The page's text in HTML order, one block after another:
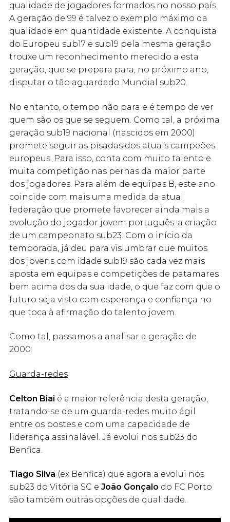
qualidade de jogadores formados no nosso país.
A geração de 99 é talvez o exemplo máximo da
qualidade em quantidade existente. A conquista
do Europeu sub17 e sub19 pela mesma geração
trouxe um reconhecimento merecido a esta
geração, que se prepara para, no próximo ano,
disputar o tão aguardado Mundial sub20.
No entanto, o tempo não para e é tempo de ver
quem são os que se seguem. Como tal, a próxima
geração sub19 nacional (nascidos em 2000)
promete seguir as pisadas dos atuais campeões
europeus. Para isso, conta com muito talento e
muita competição nas pernas da maior parte
dos jogadores. Para além de equipas B, este ano
coincide com mais uma medida da atual
federação que promete favorecer ainda mais a
evolução do jogador jovem português: a criação
de um campeonato sub23. Com o início da
temporada, já deu para vislumbrar que muitos
dos jovens com idade sub19 são cada vez mais
aposta em equipas e competições de patamares
bem acima dos da sua idade, o que faz com que o
futuro seja visto com esperança e confiança no
que toca à afirmação do talento jovem.
Como tal, passamos a analisar a geração de
2000:
Guarda-redes
Celton Biai é a maior referência desta geração,
tratando-se de um guarda-redes muito ágil
entre os postes e com uma capacidade de
liderança assinalável. Já evolui nos sub23 do
Benfica.
Tiago Silva (ex Benfica) que agora a evolui nos
sub23 do Vitória SC e João Gonçalo do FC Porto
são também outras opções de qualidade.